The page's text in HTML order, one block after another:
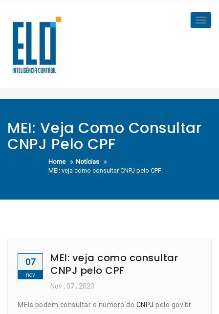
content
MEI: Veja Como Consultar
CNPJ Pelo CPF
Home
Notícias
MEI: veja como consultar CNPJ pelo CPF
07
nov
MEI: veja como consultar
CNPJ pelo CPF
Nov , 07 , 2023
MEIs podem consultar o número do CNPJ pelo gov.br.